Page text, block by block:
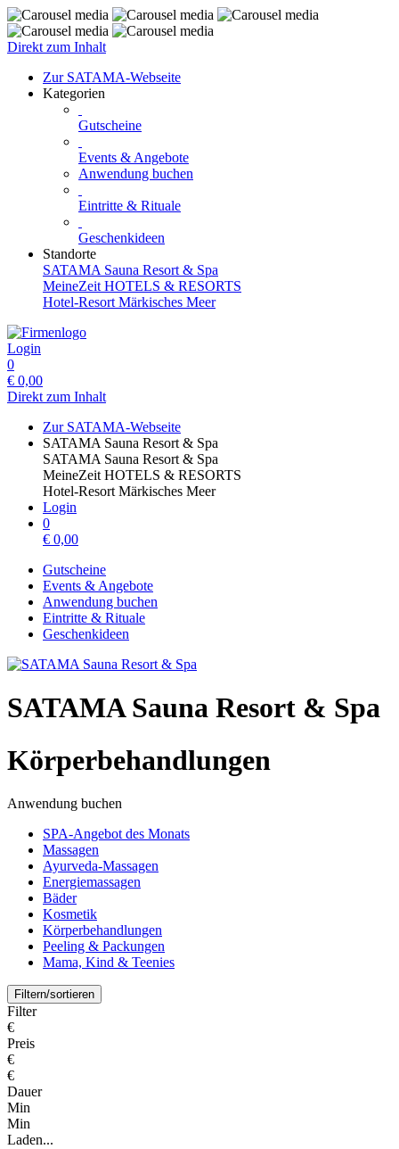
Direkt zum Inhalt
Zur SATAMA-Webseite
Kategorien
Gutscheine
Events & Angebote
Anwendung buchen
Eintritte & Rituale
Geschenkideen
Standorte
SATAMA Sauna Resort & Spa
MeineZeit HOTELS & RESORTS
Hotel-Resort Märkisches Meer
Login
0
€ 0,00
Direkt zum Inhalt
Zur SATAMA-Webseite
SATAMA Sauna Resort & Spa
SATAMA Sauna Resort & Spa
MeineZeit HOTELS & RESORTS
Hotel-Resort Märkisches Meer
Login
0
€ 0,00
Gutscheine
Events & Angebote
Anwendung buchen
Eintritte & Rituale
Geschenkideen
SATAMA Sauna Resort & Spa
Körperbehandlungen
Anwendung buchen
SPA-Angebot des Monats
Massagen
Ayurveda-Massagen
Energiemassagen
Bäder
Kosmetik
Körperbehandlungen
Peeling & Packungen
Mama, Kind & Teenies
Filtern/sortieren
Filter
€
Preis
€
€
Dauer
Min
Min
Laden...